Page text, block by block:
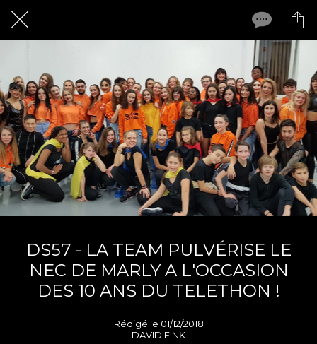
DS57 - LA TEAM PULVÉRISE LE
NEC DE MARLY A L'OCCASION
DES 10 ANS DU TELETHON !
Rédigé le 01/12/2018
DAVID FINK